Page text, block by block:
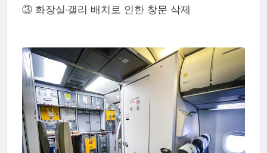
③ 화장실·갤리 배치로 인한 창문 삭제